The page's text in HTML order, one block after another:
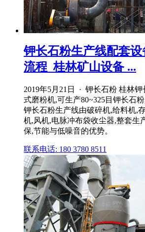
钾长石粉生产线配套
流程_桂林矿山设备 ...
2019年5月21日 · 钾长石粉 桂林
式磨粉机,可生产80~325目钾长石粉
钾长石粉生产线由破碎机,给料机,
机,风机,电脉冲布袋收尘器,整套生
保,节能与低噪音的优势。
联系电话: 180 3780 8511